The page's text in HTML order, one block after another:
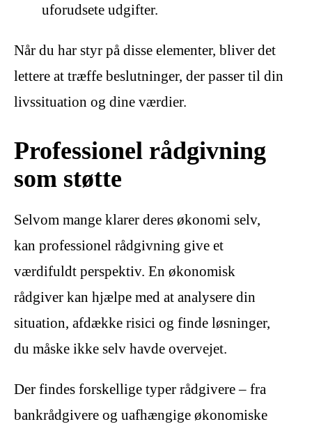
uforudsete udgifter.
Når du har styr på disse elementer, bliver det
lettere at træffe beslutninger, der passer til din
livssituation og dine værdier.
Professionel rådgivning
som støtte
Selvom mange klarer deres økonomi selv,
kan professionel rådgivning give et
værdifuldt perspektiv. En økonomisk
rådgiver kan hjælpe med at analysere din
situation, afdække risici og finde løsninger,
du måske ikke selv havde overvejet.
Der findes forskellige typer rådgivere – fra
bankrådgivere og uafhængige økonomiske